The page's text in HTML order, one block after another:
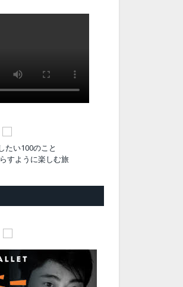
たい100のこと
すように楽しむ旅